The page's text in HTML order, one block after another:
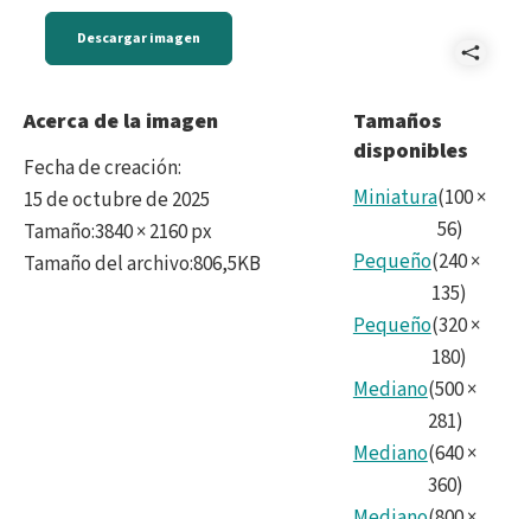
Descargar imagen
Map
-
Acerca de la imagen
Fecha de creación:
15 de octubre de 2025
Tamaño:3840 × 2160 px
Tamaño del archivo:806,5KB
Tamaños
disponibles
Miniatura(100×
56)
Pequeño(240×
135)
Pequeño(320×
180)
Mediano(500×
281)
Mediano(640×
360)